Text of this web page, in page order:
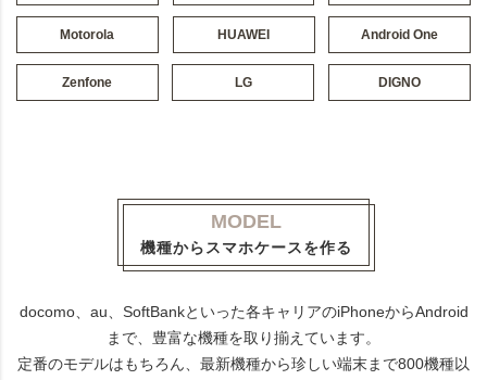
Motorola HUAWEI Android One
Zenfone LG DIGNO
MODEL
機種からスマホケースを作る
docomo、au、SoftBankといった各キャリアのiPhoneからAndroid
まで、豊富な機種を取り揃えています。
定番のモデルはもちろん、最新機種から珍しい端末まで800機種以